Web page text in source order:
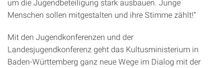
um die Jugendbeteiligung stark ausbauen. Junge
Menschen sollen mitgestalten und ihre Stimme zählt!”
Mit den Jugendkonferenzen und der
Landesjugendkonferenz geht das Kultusministerium in
Baden-Württemberg ganz neue Wege im Dialog mit der